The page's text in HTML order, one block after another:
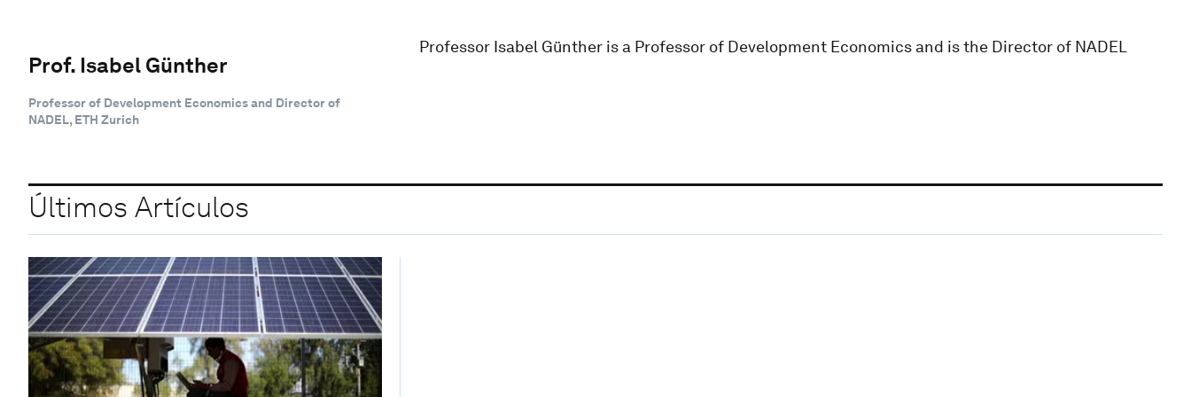
Prof. Isabel Günther
Professor of Development Economics and Director of
NADEL, ETH Zurich
Professor Isabel Günther is a Professor of Development Economics and is the Director of NADEL
Últimos Artículos